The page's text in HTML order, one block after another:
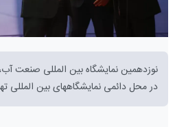
نوزدهمین نمایشگاه بین المللی صنعت
در محل دائمی نمایشگاههای بین المللی